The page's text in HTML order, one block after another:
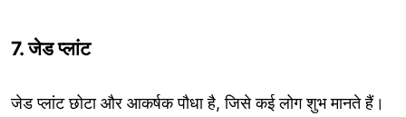
7. जेड प्लांट
जेड प्लांट छोटा और आकर्षक पौधा है, जिसे कई लोग शुभ मानते हैं।